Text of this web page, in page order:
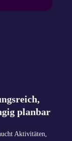
planbar
Aktivitäten,